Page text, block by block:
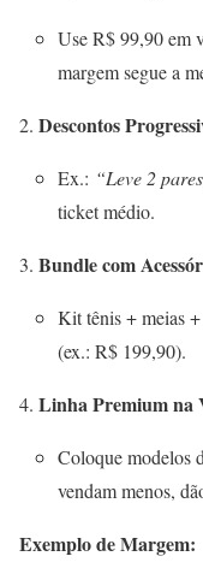
Use R$ 99,90 em
margem segue a
Descontos
Ex.: “Leve 2
ticket médio.
Bundle com
Kit tênis + meias
(ex.: R$ 199,90).
Linha Premium na
Coloque modelos
vendam menos,
Exemplo de Margem: